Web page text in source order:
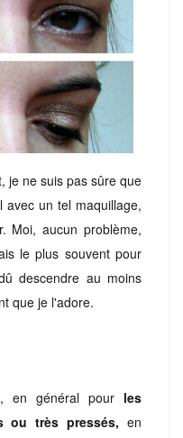
je ne suis pas sûre que
avec un tel maquillage,
Moi, aucun problème,
le plus souvent pour
descendre au moins
que je l'adore.
en général pour les
ou très pressés, en